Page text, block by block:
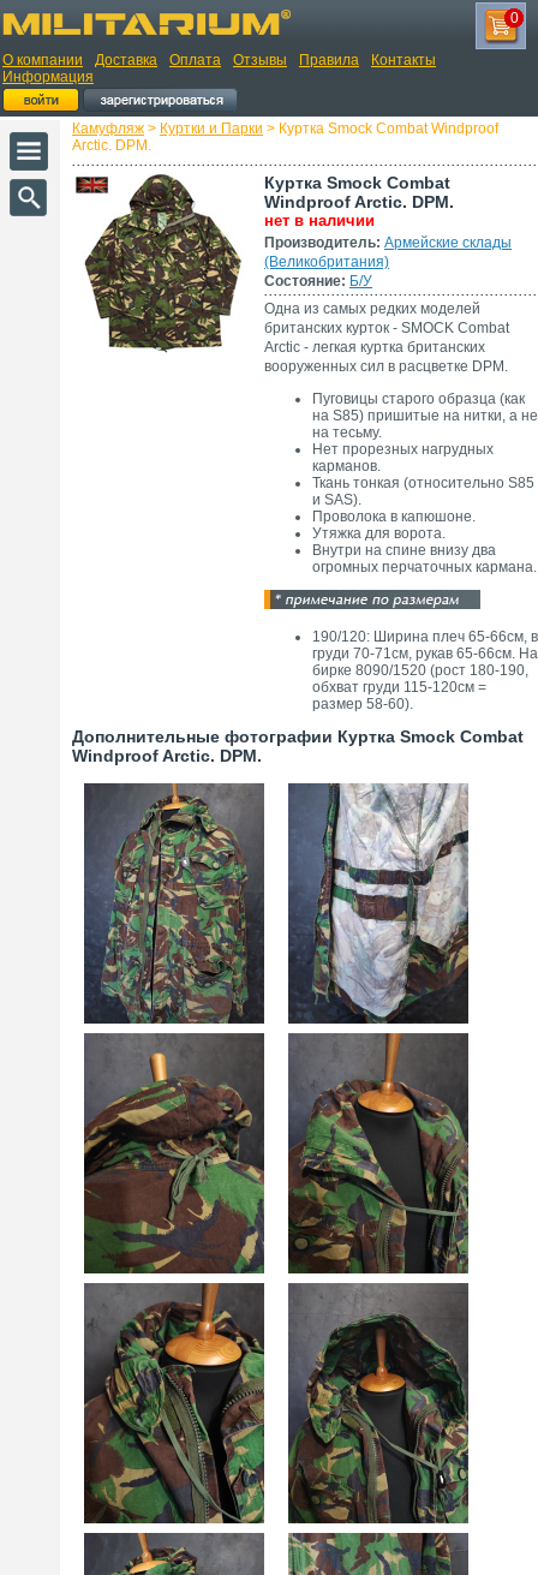
О компании Доставка Оплата Отзывы Правила
Контакты
Информация
0
Камуфляж > Куртки и Парки > Куртка Smock Combat Windproof
Arctic. DPM.
Куртка Smock Combat
Windproof Arctic. DPM.
нет в наличии
Производитель: Армейские склады
(Великобритания)
Состояние: Б/У
Одна из самых редких моделей
британских курток - SMOCK Combat
Arctic - легкая куртка британских
вооруженных сил в расцветке DPM.
Пуговицы старого образца (как
на S85) пришитые на нитки, а не
на тесьму.
Нет прорезных нагрудных
карманов.
Ткань тонкая (относительно S85
и SAS).
Проволока в капюшоне.
Утяжка для ворота.
Внутри на спине внизу два
огромных перчаточных кармана.
190/120: Ширина плеч 65-66см, в
груди 70-71см, рукав 65-66см. На
бирке 8090/1520 (рост 180-190,
обхват груди 115-120см =
размер 58-60).
Дополнительные фотографии Куртка Smock Combat
Windproof Arctic. DPM.